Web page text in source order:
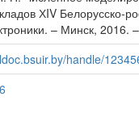
ХIV Белорусско-
– Минск, 2016.
handle/